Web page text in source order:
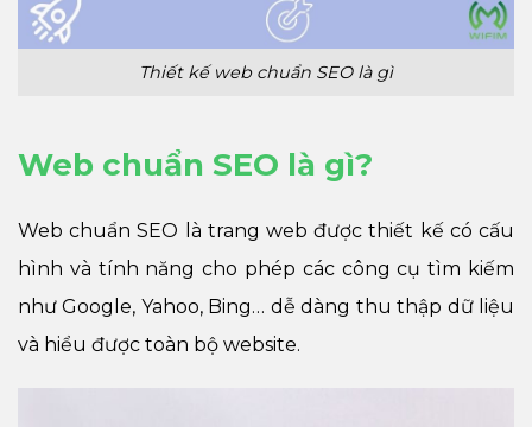
Thiết kế web chuẩn SEO là gì
Web chuẩn SEO là gì?
Web chuẩn SEO là trang web được thiết kế có cấu
hình và tính năng cho phép các công cụ tìm kiếm
như Google, Yahoo, Bing… dễ dàng thu thập dữ liệu
và hiểu được toàn bộ website.